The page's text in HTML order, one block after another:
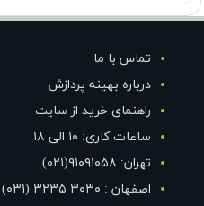
تماس با ما
درباره بهینه پردازش
راهنمای خرید از سایت
ساعات کاری: ۱۰ الی ۱۸
تهران: ۹۱۰۹۱۰۵۸(۰۲۱)
اصفهان : ۳۰۳۰ ۳۲۳۵ (۰۳۱)